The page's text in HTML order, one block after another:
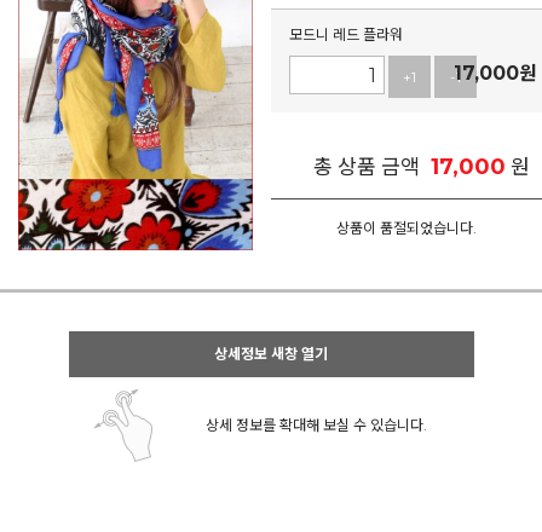
모드니 레드 플라워
+1 -117,000원
총 상품 금액 17,000 원
상품이 품절되었습니다.
상세정보 새창 열기
상세 정보를 확대해 보실 수 있습니다.